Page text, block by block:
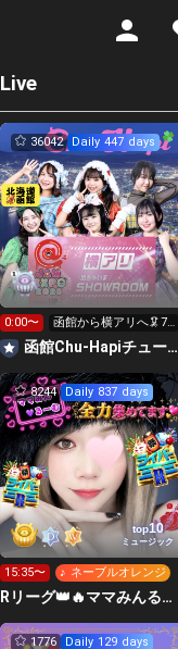
Live
36042 Daily 447 days
0:00〜
函館から横アリへ🦑7
時までに330万pt目標 函館Chu-Hapiチューハピ🌈
top10
ミュージック
8244 Daily 837 days
15:35〜 ♪ ネーブルオレンジ
Rリーグ👑🔥ママみんるーむ💁‍♀️💜
1776 Daily 129 days